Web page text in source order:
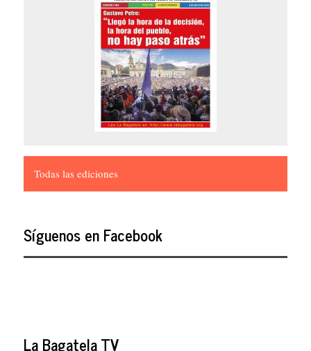
Todas las ediciones
Síguenos en Facebook
La Bagatela TV